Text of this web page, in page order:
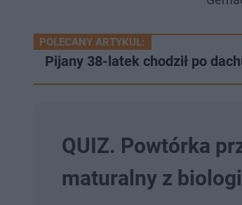
POLECANY ARTYKUŁ:
Pijany 38-latek chodził po
QUIZ. Powtórka
maturalny z